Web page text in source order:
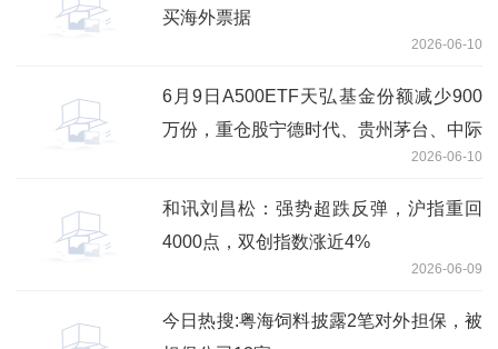
买海外票据
2026-06-10
6月9日A500ETF天弘基金份额减少900
万份，重仓股宁德时代、贵州茅台、中际
2026-06-10
和讯刘昌松：强势超跌反弹，沪指重回
4000点，双创指数涨近4%
2026-06-09
今日热搜:粤海饲料披露2笔对外担保，被